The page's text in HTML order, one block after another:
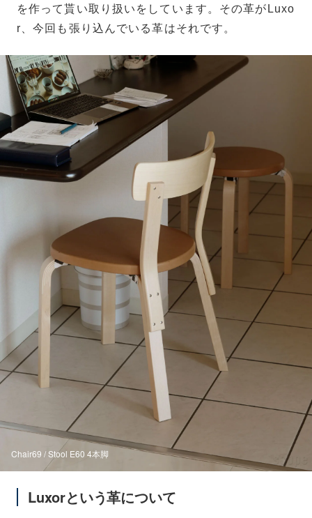
を作って貰い取り扱いをしています。その革がLuxo
r、今回も張り込んでいる革はそれです。
Chair69 / Stool E60 4本脚
Luxorという革について